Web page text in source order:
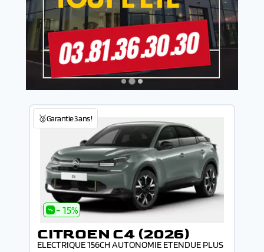
🥉Garantie 3 ans !
- 15%
CITROEN C4 (2026)
ELECTRIQUE 156CH AUTONOMIE ETENDUE PLUS